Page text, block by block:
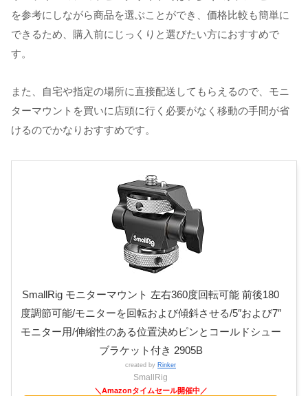
を参考にしながら商品を選ぶことができ、価格比較も簡単に
できるため、購入前にじっくりと選びたい方におすすめで
す。
また、自宅や指定の場所に直接配送してもらえるので、モニ
ターマウントを買いに店頭に行く必要がなく移動の手間が省
けるのでかなりおすすめです。
SmallRig モニターマウント 左右360度回転可能 前後180
度調節可能/モニターを回転および傾斜させる/5″および7″
モニター用/伸縮性のある位置決めピンとコールドシュー
ブラケット付き 2905B
created by Rinker
SmallRig